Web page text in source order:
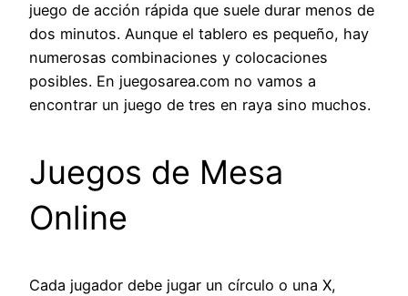
juego de acción rápida que suele durar menos de
dos minutos. Aunque el tablero es pequeño, hay
numerosas combinaciones y colocaciones
posibles. En juegosarea.com no vamos a
encontrar un juego de tres en raya sino muchos.
Juegos de Mesa
Online
Cada jugador debe jugar un círculo o una X,